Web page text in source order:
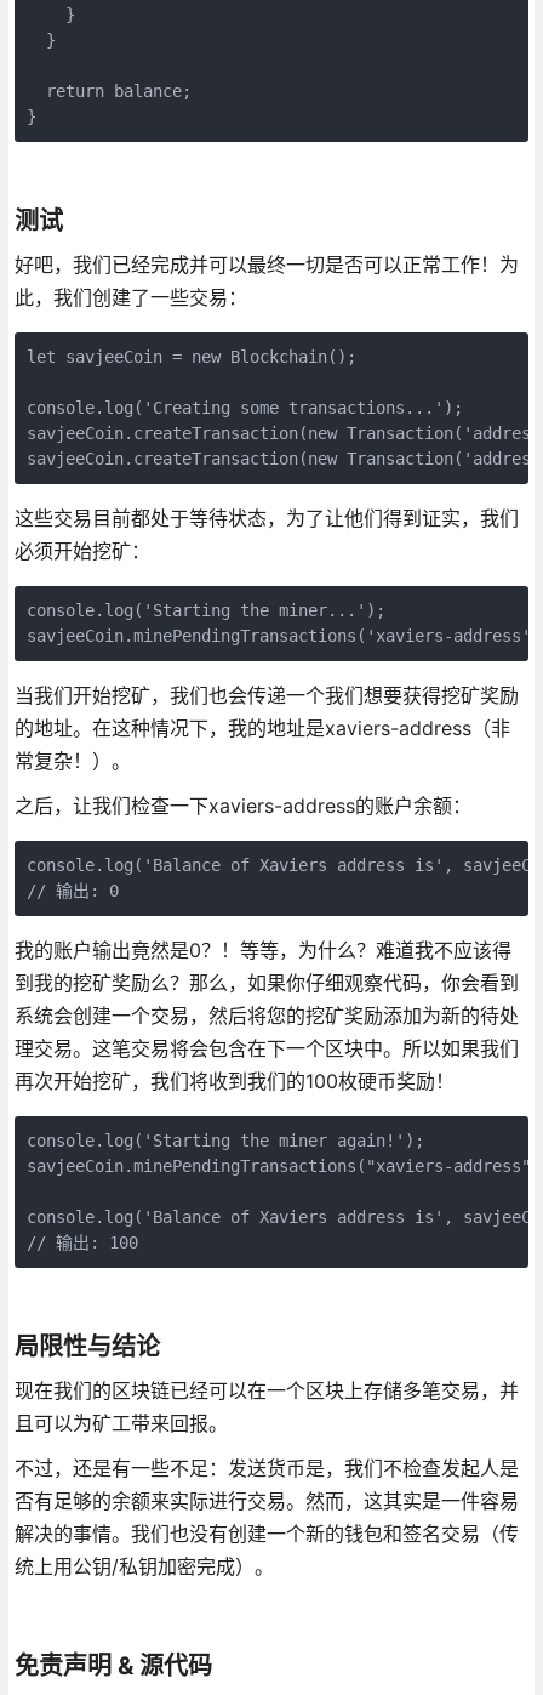
    }
  }
  return balance;
}
测试
好吧，我们已经完成并可以最终一切是否可以正常工作！为
此，我们创建了一些交易：
let savjeeCoin = new Blockchain();
console.log('Creating some transactions...');
savjeeCoin.createTransaction(new
这些交易目前都处于等待状态，为了让他们得到证实，我们
必须开始挖矿：
console.log('Starting the miner...');
当我们开始挖矿，我们也会传递一个我们想要获得挖矿奖励
的地址。在这种情况下，我的地址是xaviers-address（非
常复杂！）。
之后，让我们检查一下xaviers-address的账户余额：
console.log('Balance of Xaviers address is',
// 输出: 0
我的账户输出竟然是0？！等等，为什么？难道我不应该得
到我的挖矿奖励么？那么，如果你仔细观察代码，你会看到
系统会创建一个交易，然后将您的挖矿奖励添加为新的待处
理交易。这笔交易将会包含在下一个区块中。所以如果我们
再次开始挖矿，我们将收到我们的100枚硬币奖励！
console.log('Starting the miner again!');
savjeeCoin.minePendingTransactions("xaviers-
console.log('Balance of Xaviers address is',
// 输出: 100
局限性与结论
现在我们的区块链已经可以在一个区块上存储多笔交易，并
且可以为矿工带来回报。
不过，还是有一些不足：发送货币是，我们不检查发起人是
否有足够的余额来实际进行交易。然而，这其实是一件容易
解决的事情。我们也没有创建一个新的钱包和签名交易（传
统上用公钥/私钥加密完成）。
免责声明 & 源代码